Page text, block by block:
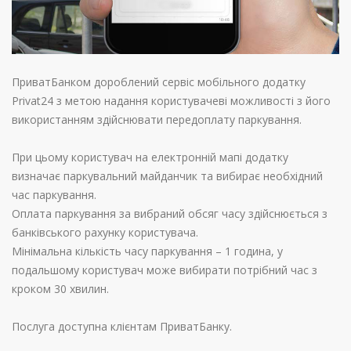
ПриватБанком дороблений сервіс мобільного додатку
Privat24 з метою надання користувачеві можливості з його
використанням здійснювати передоплату паркування.
При цьому користувач на електронній мапі додатку
визначає паркувальний майданчик та вибирає необхідний
час паркування.
Оплата паркування за вибраний обсяг часу здійснюється з
банківського рахунку користувача.
Мінімальна кількість часу паркування – 1 година, у
подальшому користувач може вибирати потрібний час з
кроком 30 хвилин.
Послуга доступна клієнтам ПриватБанку.